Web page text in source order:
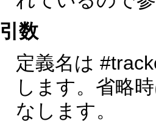
引数
定義名は
します。省略
なします。